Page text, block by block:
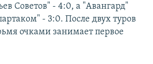
Советов" - 4:0, а "Авангард"
- 3:0. После двух туров
очками занимает первое